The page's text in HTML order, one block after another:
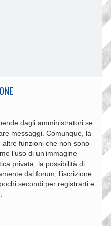
dagli amministratori se
messaggi. Comunque, la
funzioni che non sono
l’uso di un’immagine
privata, la possibilità di
dal forum, l’iscrizione
secondi per registrarti e